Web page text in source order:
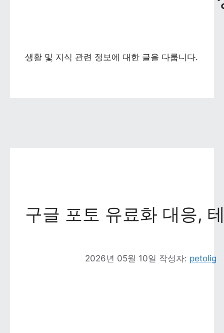
생활 및 지식 관련 정보에 대한 글을 다룹니다.
구글 포토 유료화 대응,
2026년 05월 10일 작성자: petolig